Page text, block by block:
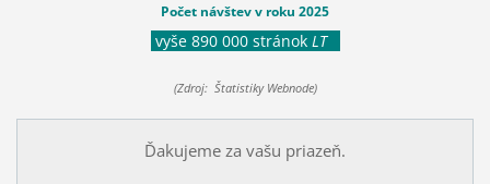
Počet návštev v roku 2025
vyše 890 000 stránok LT
(Zdroj: Štatistiky Webnode)
Ďakujeme za vašu priazeň.